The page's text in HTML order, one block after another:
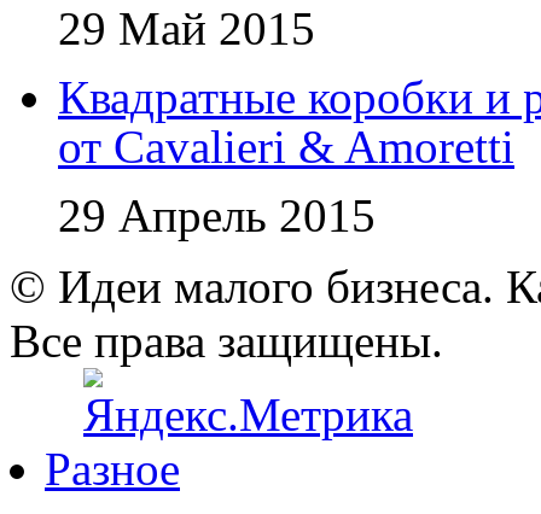
29 Май 2015
Квадратные коробки и
от Cavalieri & Amoretti
29 Апрель 2015
© Идеи малого бизнеса.
Все права защищены.
Разное